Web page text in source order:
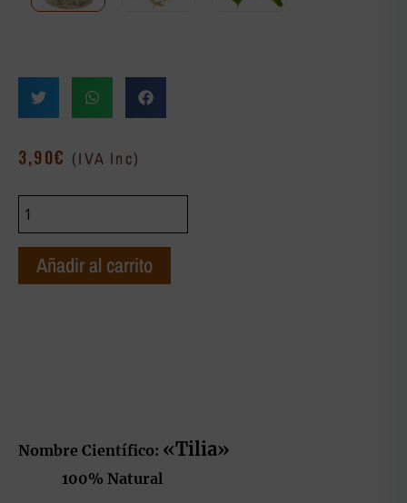
3,90€ (IVA Inc)
Añadir al carrito
Nombre Científico: «Tilia»
100% Natural